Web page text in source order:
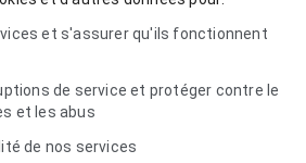
et s'assurer qu'ils fonctionnent
de service et protéger contre le
et les abus
de nos services